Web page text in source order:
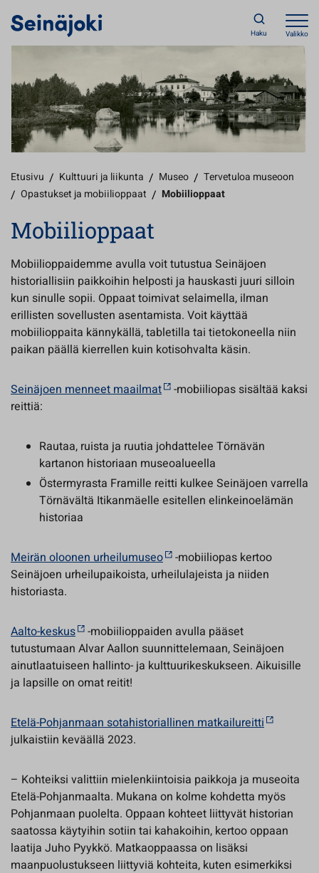
Haku Valikko
Etusivu / Kulttuuri ja liikunta / Museo / Tervetuloa museoon
/ Opastukset ja mobiilioppaat / Mobiilioppaat
Mobiilioppaat
Mobiilioppaidemme avulla voit tutustua Seinäjoen
historiallisiin paikkoihin helposti ja hauskasti juuri silloin
kun sinulle sopii. Oppaat toimivat selaimella, ilman
erillisten sovellusten asentamista. Voit käyttää
mobiilioppaita kännykällä, tabletilla tai tietokoneella niin
paikan päällä kierrellen kuin kotisohvalta käsin.
Seinäjoen menneet maailmat
-mobiiliopas sisältää kaksi
reittiä:
Rautaa, ruista ja ruutia johdattelee Törnävän
kartanon historiaan museoalueella
Östermyrasta Framille reitti kulkee Seinäjoen varrella
Törnävältä Itikanmäelle esitellen elinkeinoelämän
historiaa
Meirän oloonen urheilumuseo
-mobiiliopas kertoo
Seinäjoen urheilupaikoista, urheilulajeista ja niiden
historiasta.
Aalto-keskus
-mobiilioppaiden avulla pääset
tutustumaan Alvar Aallon suunnittelemaan, Seinäjoen
ainutlaatuiseen hallinto- ja kulttuurikeskukseen. Aikuisille
ja lapsille on omat reitit!
Etelä-Pohjanmaan sotahistoriallinen matkailureitti
julkaistiin keväällä 2023.
– Kohteiksi valittiin mielenkiintoisia paikkoja ja museoita
Etelä-Pohjanmaalta. Mukana on kolme kohdetta myös
Pohjanmaan puolelta. Oppaan kohteet liittyvät historian
saatossa käytyihin sotiin tai kahakoihin, kertoo oppaan
laatija Juho Pyykkö. Matkaoppaassa on lisäksi
maanpuolustukseen liittyviä kohteita, kuten esimerkiksi